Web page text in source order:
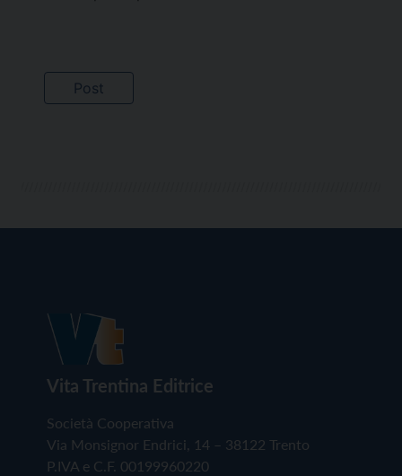
Vita Trentina Editrice
Società Cooperativa
Via Monsignor Endrici, 14 – 38122 Trento
P.IVA e C.F. 00199960220